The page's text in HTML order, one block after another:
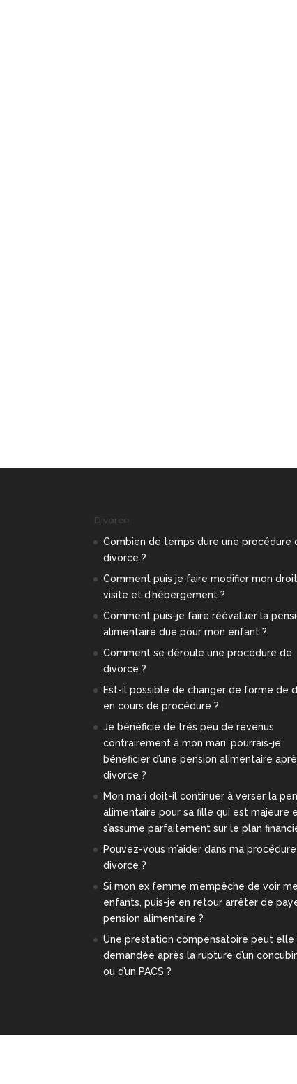
Divorce
Combien de temps dure une procédure
divorce ?
Comment puis je faire modifier mon
visite et d’hébergement ?
Comment puis-je faire réévaluer la
alimentaire due pour mon enfant ?
Comment se déroule une procédure de
divorce ?
Est-il possible de changer de forme de
en cours de procédure ?
Je bénéficie de très peu de revenus
contrairement à mon mari, pourrais-je
bénéficier d’une pension alimentaire
divorce ?
Mon mari doit-il continuer à verser la
alimentaire pour sa fille qui est majeure
s’assume parfaitement sur le plan
Pouvez-vous m’aider dans ma
divorce ?
Si mon ex femme m’empêche de voir
enfants, puis-je en retour arrêter de
pension alimentaire ?
Une prestation compensatoire peut elle
demandée après la rupture d’un
ou d’un PACS ?